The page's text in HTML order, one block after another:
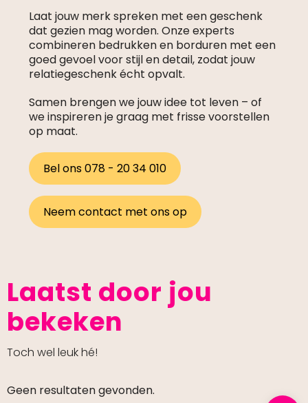
Laat jouw merk spreken met een geschenk
dat gezien mag worden. Onze experts
combineren bedrukken en borduren met een
goed gevoel voor stijl en detail, zodat jouw
relatiegeschenk écht opvalt.
Samen brengen we jouw idee tot leven – of
we inspireren je graag met frisse voorstellen
op maat.
Bel ons 078 - 20 34 010
Neem contact met ons op
Laatst door jou
bekeken
Toch wel leuk hé!
Geen resultaten gevonden.